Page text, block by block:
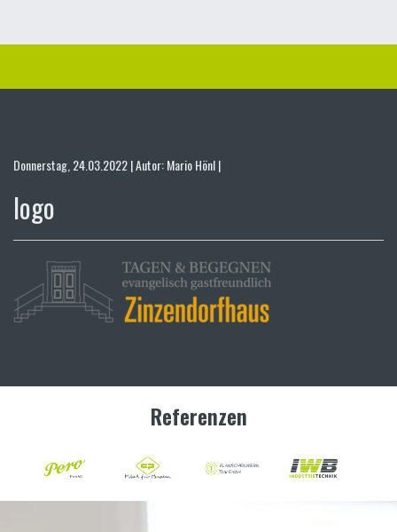
Donnerstag, 24.03.2022 | Autor: Mario Hönl |
logo
Referenzen